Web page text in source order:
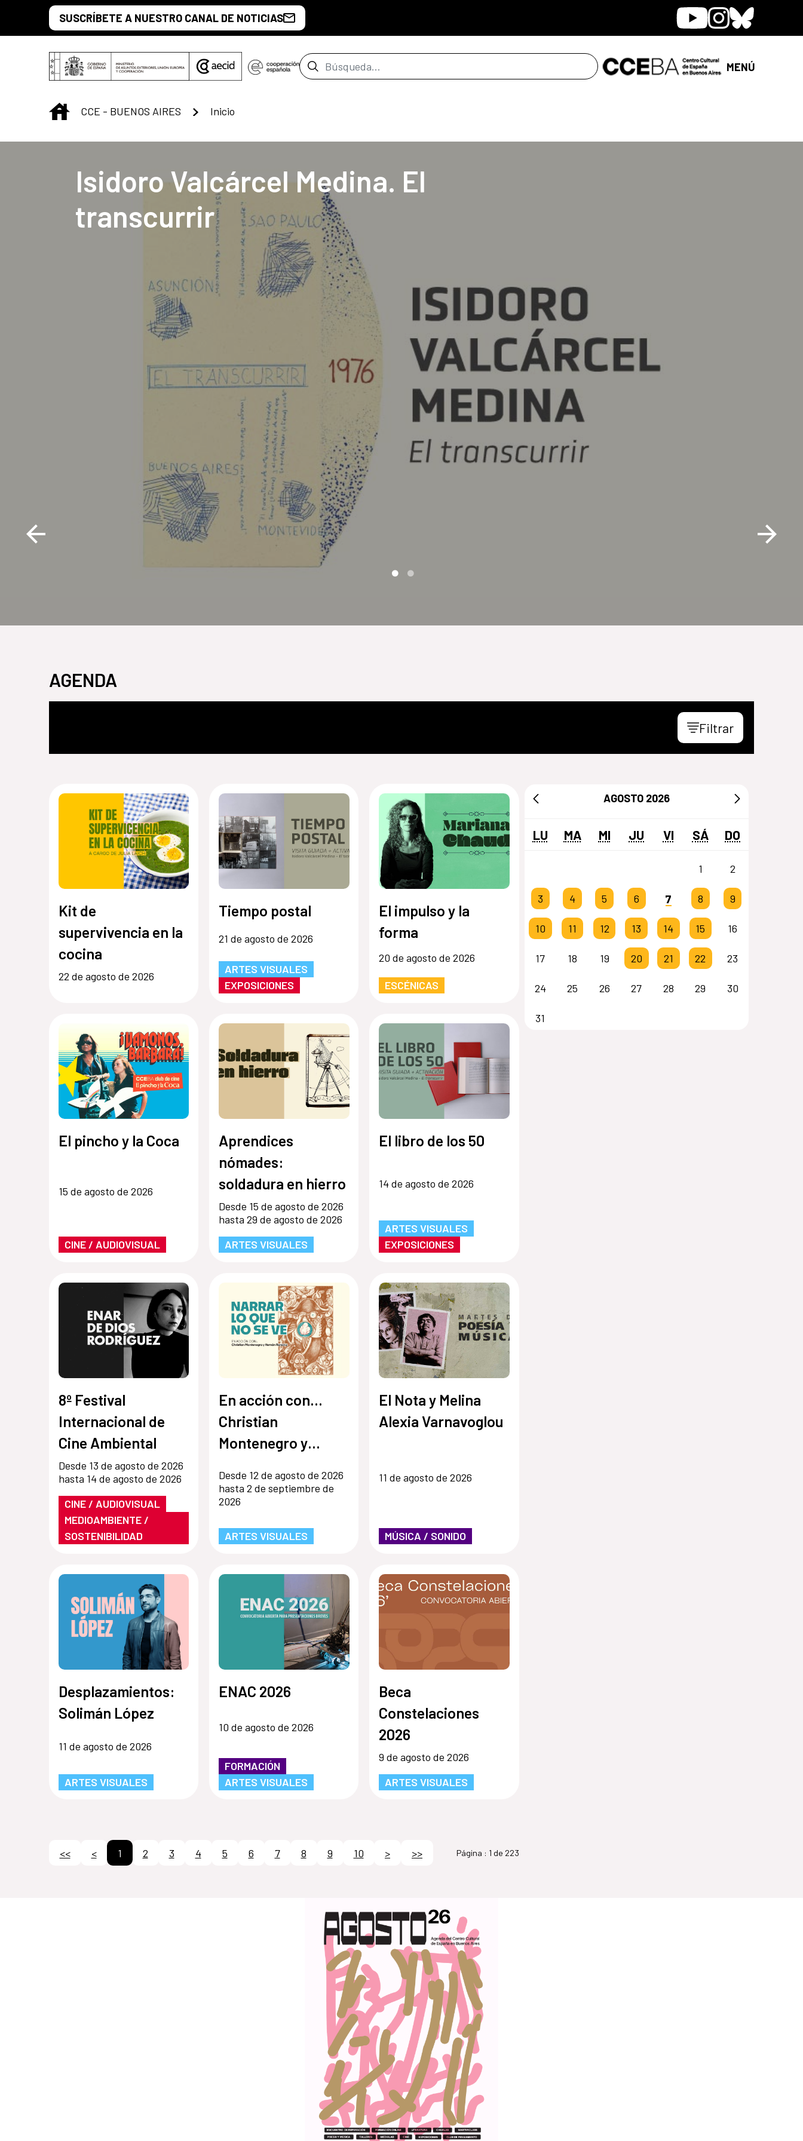
Saltar al contenido principal
SUSCRÍBETE A NUESTRO CANAL DE NOTICIAS YoutubeInstagram
Bluesky
Barra de búsqueda MENÚ
INICIO
CCE - BUENOS AIRES Inicio
Centro Cultural de Buenos Aires
Isidoro Valcárcel Medina. El
transcurrir
AGENDA
Filtrar
Kit de
supervivencia en la
cocina
22 de agosto de 2026
Tiempo postal
21 de agosto de 2026
ARTES VISUALES
EXPOSICIONES
El impulso y la
forma
20 de agosto de 2026
ESCÉNICAS
El pincho y la Coca
15 de agosto de 2026
CINE / AUDIOVISUAL
Aprendices
nómades:
soldadura en hierro
Desde 15 de agosto de 2026
hasta 29 de agosto de 2026
ARTES VISUALES
El libro de los 50
14 de agosto de 2026
ARTES VISUALES
EXPOSICIONES
8º Festival
Internacional de
Cine Ambiental
Desde 13 de agosto de 2026
hasta 14 de agosto de 2026
CINE / AUDIOVISUAL
MEDIOAMBIENTE /
SOSTENIBILIDAD
En acción con...
Christian
Montenegro y
Desde 12 de agosto de 2026
hasta 2 de septiembre de
2026
ARTES VISUALES
El Nota y Melina
Alexia Varnavoglou
11 de agosto de 2026
MÚSICA / SONIDO
Desplazamientos:
Solimán López
11 de agosto de 2026
ARTES VISUALES
ENAC 2026
10 de agosto de 2026
FORMACIÓN
ARTES VISUALES
Beca
Constelaciones
2026
9 de agosto de 2026
ARTES VISUALES
<< < 1 2 3 4 5 6 7 8 9 10 > >> Página : 1 de 223
AGOSTO 2026
LU MA MI JU VI SÁ DO
1 2
3 4 5 6 7 8 9
10 11 12 13 14 15 16
17 18 19 20 21 22 23
24 25 26 27 28 29 30
31